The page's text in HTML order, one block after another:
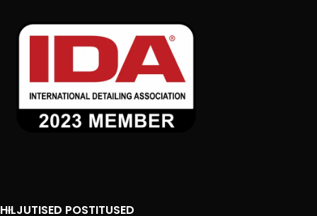
HILJUTISED POSTITUSED